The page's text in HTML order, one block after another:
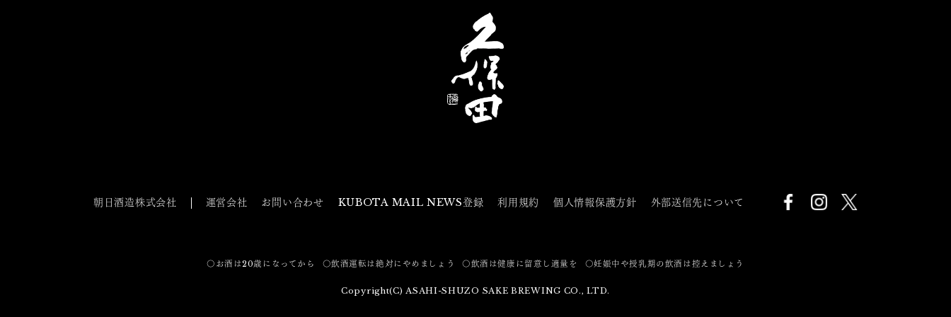
朝日酒造株式会社 運営会社 お問い合わせ KUBOTA MAIL NEWS登録 利用規約 個人情報保護方針 外部送信先について
〇お酒は20歳になってから 〇飲酒運転は絶対にやめましょう 〇飲酒は健康に留意し適量を 〇妊娠中や授乳期の飲酒は控えましょう
Copyright(C) ASAHI-SHUZO SAKE BREWING CO., LTD.